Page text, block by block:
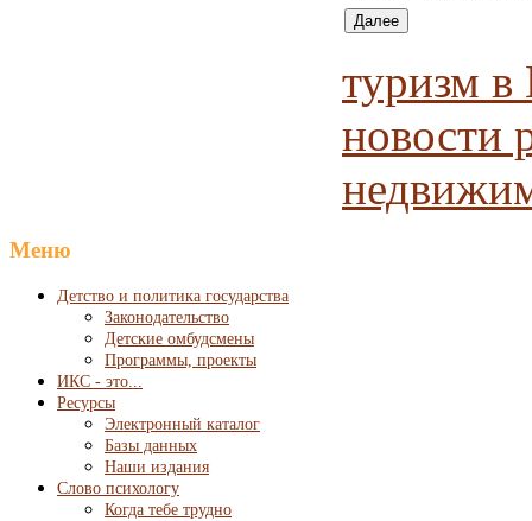
туризм в
новости
Меню
Детство и политика государства
Законодательство
Детские омбудсмены
Программы, проекты
ИКС - это...
Ресурсы
Электронный каталог
Базы данных
Наши издания
Слово психологу
Когда тебе трудно